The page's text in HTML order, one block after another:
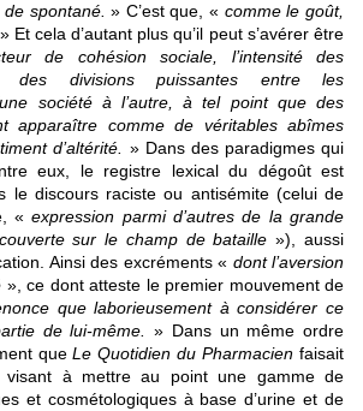
spontané. » C’est que, « comme le goût,
» Et cela d’autant plus qu’il peut s’avérer être
de cohésion sociale, l’intensité des
des divisions puissantes entre les
société à l’autre, à tel point que des
apparaître comme de véritables abîmes
d’altérité.
» Dans des paradigmes qui
eux, le registre lexical du dégoût est
le discours raciste ou antisémite (celui de
«expression parmi d’autres de la grande
sur le champ de bataille »), aussi
Ainsi des excréments « dont l’aversion
», ce dont atteste le premier mouvement de
que laborieusement à considérer ce
de lui-même.
» Dans un même ordre
queLe Quotidien du Pharmacien faisait
visant à mettre au point une gamme de
et cosmétologiques à base d’urine et de